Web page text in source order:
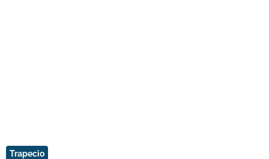
Trapecio